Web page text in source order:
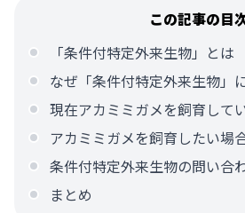
この記事の目
「条件付特定外来生物」とは
なぜ「条件付特定外来生物」
現在アカミミガメを飼育して
アカミミガメを飼育したい場
条件付特定外来生物の問い合
まとめ